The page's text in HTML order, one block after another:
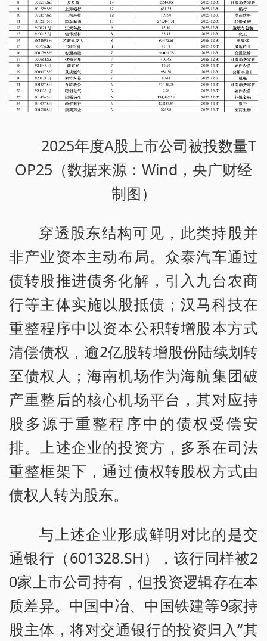
2025年度A股上市公司被投数量T
OP25（数据来源：Wind，央广财经
制图）
穿透股东结构可见，此类持股并
非产业资本主动布局。众泰汽车通过
债转股推进债务化解，引入九台农商
行等主体实施以股抵债；汉马科技在
重整程序中以资本公积转增股本方式
清偿债权，逾2亿股转增股份陆续划转
至债权人；海南机场作为海航集团破
产重整后的核心机场平台，其对应持
股多源于重整程序中的债权受偿安
排。上述企业的投资方，多系在司法
重整框架下，通过债权转股权方式由
债权人转为股东。
与上述企业形成鲜明对比的是交
通银行（601328.SH），该行同样被2
0家上市公司持有，但投资逻辑存在本
质差异。中国中冶、中国铁建等9家持
股主体，将对交通银行的投资归入“其